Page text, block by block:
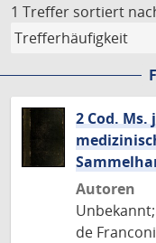
1 Treffer sortiert
2 Cod. Ms.
Autoren
de